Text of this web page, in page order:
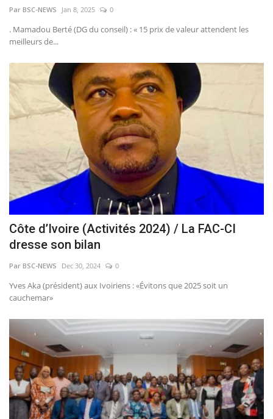
Par BSC-NEWS Jan 8, 2025 0
. Mamadou Berté (DG du conseil) : « 15 prix de valeur attendent les
meilleurs de...
Côte d’Ivoire (Activités 2024) / La FAC-CI
dresse son bilan
Par BSC-NEWS Dec 30, 2024 0
Yves Aka (président) aux Ivoiriens : «Évitons que 2025 soit un
cauchemar»